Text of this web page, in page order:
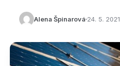
Alena Špinarová 24. 5. 2021